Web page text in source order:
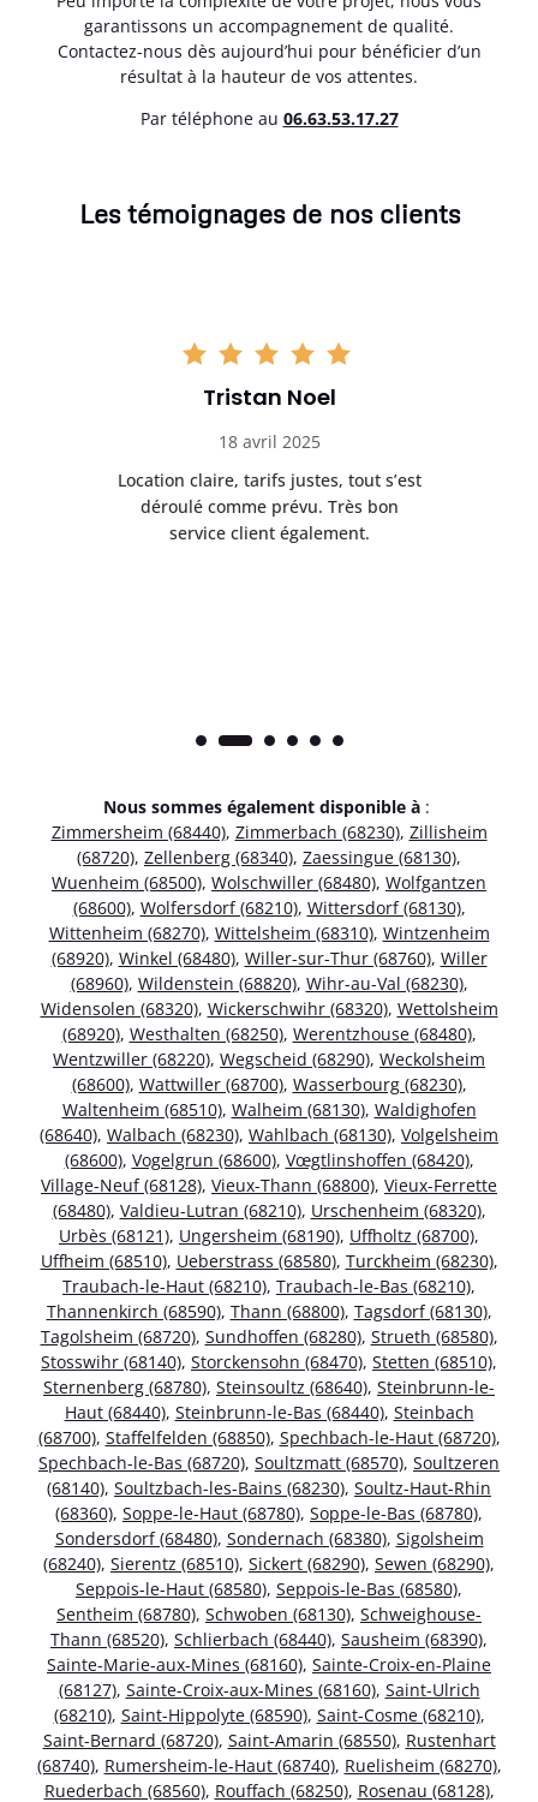
garantissons un accompagnement de qualité.
Contactez-nous dès aujourd’hui pour bénéficier d’un
résultat à la hauteur de vos attentes.
Par téléphone au 06.63.53.17.27
Les témoignages de nos clients
Tristan Noel
18 avril 2025
Location claire, tarifs justes, tout s’est
déroulé comme prévu. Très bon
service client également.
Nous sommes également disponible à :
Zimmersheim (68440), Zimmerbach (68230), Zillisheim
(68720), Zellenberg (68340), Zaessingue (68130),
Wuenheim (68500), Wolschwiller (68480), Wolfgantzen
(68600), Wolfersdorf (68210), Wittersdorf (68130),
Wittenheim (68270), Wittelsheim (68310), Wintzenheim
(68920), Winkel (68480), Willer-sur-Thur (68760), Willer
(68960), Wildenstein (68820), Wihr-au-Val (68230),
Widensolen (68320), Wickerschwihr (68320), Wettolsheim
(68920), Westhalten (68250), Werentzhouse (68480),
Wentzwiller (68220), Wegscheid (68290), Weckolsheim
(68600), Wattwiller (68700), Wasserbourg (68230),
Waltenheim (68510), Walheim (68130), Waldighofen
(68640), Walbach (68230), Wahlbach (68130), Volgelsheim
(68600), Vogelgrun (68600), Vœgtlinshoffen (68420),
Village-Neuf (68128), Vieux-Thann (68800), Vieux-Ferrette
(68480), Valdieu-Lutran (68210), Urschenheim (68320),
Urbès (68121), Ungersheim (68190), Uffholtz (68700),
Uffheim (68510), Ueberstrass (68580), Turckheim (68230),
Traubach-le-Haut (68210), Traubach-le-Bas (68210),
Thannenkirch (68590), Thann (68800), Tagsdorf (68130),
Tagolsheim (68720), Sundhoffen (68280), Strueth (68580),
Stosswihr (68140), Storckensohn (68470), Stetten (68510),
Sternenberg (68780), Steinsoultz (68640), Steinbrunn-le-
Haut (68440), Steinbrunn-le-Bas (68440), Steinbach
(68700), Staffelfelden (68850), Spechbach-le-Haut (68720),
Spechbach-le-Bas (68720), Soultzmatt (68570), Soultzeren
(68140), Soultzbach-les-Bains (68230), Soultz-Haut-Rhin
(68360), Soppe-le-Haut (68780), Soppe-le-Bas (68780),
Sondersdorf (68480), Sondernach (68380), Sigolsheim
(68240), Sierentz (68510), Sickert (68290), Sewen (68290),
Seppois-le-Haut (68580), Seppois-le-Bas (68580),
Sentheim (68780), Schwoben (68130), Schweighouse-
Thann (68520), Schlierbach (68440), Sausheim (68390),
Sainte-Marie-aux-Mines (68160), Sainte-Croix-en-Plaine
(68127), Sainte-Croix-aux-Mines (68160), Saint-Ulrich
(68210), Saint-Hippolyte (68590), Saint-Cosme (68210),
Saint-Bernard (68720), Saint-Amarin (68550), Rustenhart
(68740), Rumersheim-le-Haut (68740), Ruelisheim (68270),
Ruederbach (68560), Rouffach (68250), Rosenau (68128),